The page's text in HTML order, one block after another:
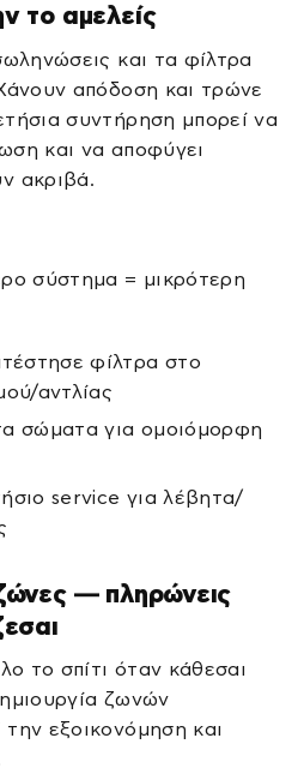
το αμελείς
και τα φίλτρα
απόδοση και τρώνε
συντήρηση μπορεί να
και να αποφύγει
ακριβά.
σύστημα = μικρότερη
φίλτρα στο
αντλίας
σώματα για ομοιόμορφη
service για λέβητα/
— πληρώνεις
το σπίτι όταν κάθεσαι
ζωνών
εξοικονόμηση και